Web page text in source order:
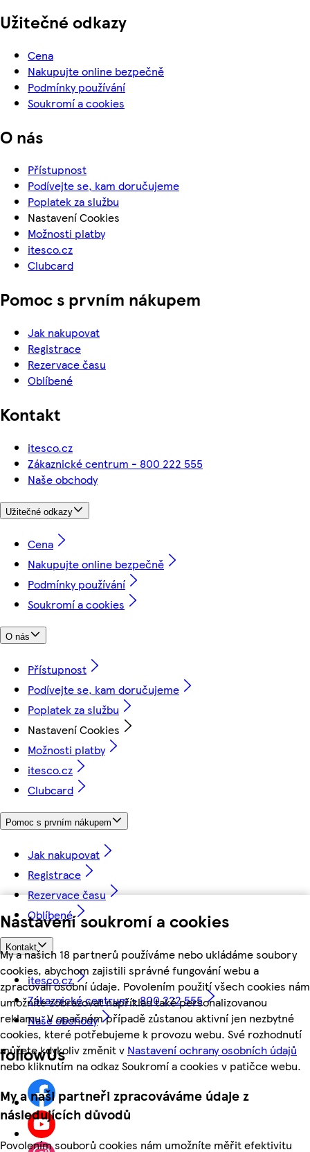
Nastavení soukromí a cookies
My a našich 18 partnerů používáme nebo ukládáme soubory
cookies, abychom zajistili správné fungování webu a
zpracovali osobní údaje. Povolením použití všech cookies nám
umožníte zobrazovat například také personalizovanou
reklamu. V opačném případě zůstanou aktivní jen nezbytné
cookies, které potřebujeme k provozu webu. Své rozhodnutí
můžete kdykoliv změnit v Nastavení ochrany osobních údajů
nebo kliknutím na odkaz Soukromí a cookies v patičce webu.
My a naši partneři zpracováváme údaje z
následujících důvodů
Povolením souborů cookies nám umožníte měřit efektivitu
Užitečné odkazy
Cena
Nakupujte online bezpečně
Podmínky používání
Soukromí a cookies
O nás
Přístupnost
Podívejte se, kam doručujeme
Poplatek za službu
Nastavení Cookies
Možnosti platby
itesco.cz
Clubcard
Pomoc s prvním nákupem
Jak nakupovat
Registrace
Rezervace času
Oblíbené
Kontakt
itesco.cz
Zákaznické centrum - 800 222 555
Naše obchody
Užitečné odkazy
Cena
Nakupujte online bezpečně
Podmínky používání
Soukromí a cookies
O nás
Přístupnost
Podívejte se, kam doručujeme
Poplatek za službu
Nastavení Cookies
Možnosti platby
itesco.cz
Clubcard
Pomoc s prvním nákupem
Jak nakupovat
Registrace
Rezervace času
Oblíbené
Kontakt
itesco.cz
Zákaznické centrum - 800 222 555
Naše obchody
followUs